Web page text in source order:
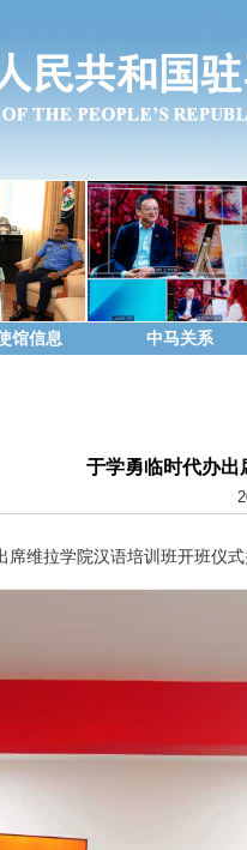
馆信息 中马关系
于学勇临时代办出
席维拉学院汉语培训班开班仪